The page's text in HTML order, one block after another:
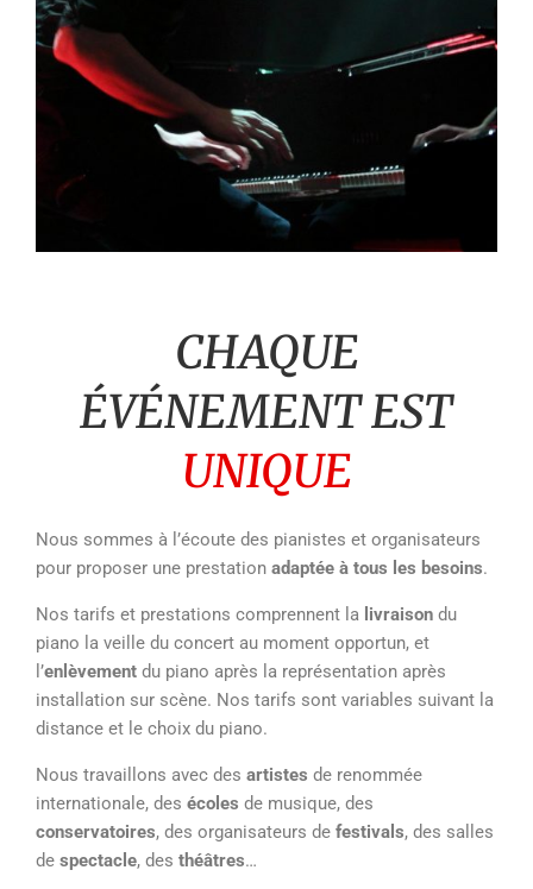
CHAQUE
ÉVÉNEMENT EST
UNIQUE
Nous sommes à l’écoute des pianistes et organisateurs
pour proposer une prestation adaptée à tous les besoins.
Nos tarifs et prestations comprennent la livraison du
piano la veille du concert au moment opportun, et
l’enlèvement du piano après la représentation après
installation sur scène. Nos tarifs sont variables suivant la
distance et le choix du piano.
Nous travaillons avec des artistes de renommée
internationale, des écoles de musique, des
conservatoires, des organisateurs de festivals, des salles
de spectacle, des théâtres…